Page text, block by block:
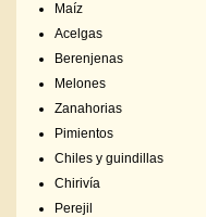
Maíz
Acelgas
Berenjenas
Melones
Zanahorias
Pimientos
Chiles y guindillas
Chirivía
Perejil